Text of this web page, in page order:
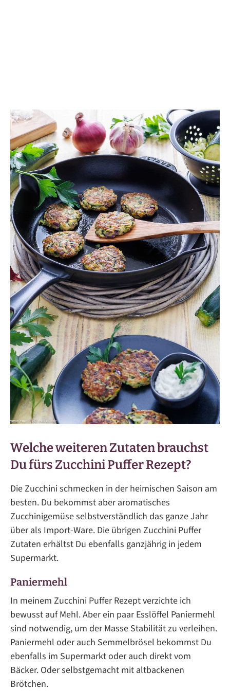
Welche weiteren Zutaten brauchst
Du fürs Zucchini Puffer Rezept?
Die Zucchini schmecken in der heimischen Saison am
besten. Du bekommst aber aromatisches
Zucchinigemüse selbstverständlich das ganze Jahr
über als Import-Ware. Die übrigen Zucchini Puffer
Zutaten erhältst Du ebenfalls ganzjährig in jedem
Supermarkt.
Paniermehl
In meinem Zucchini Puffer Rezept verzichte ich
bewusst auf Mehl. Aber ein paar Esslöffel Paniermehl
sind notwendig, um der Masse Stabilität zu verleihen.
Paniermehl oder auch Semmelbrösel bekommst Du
ebenfalls im Supermarkt oder auch direkt vom
Bäcker. Oder selbstgemacht mit altbackenen
Brötchen.